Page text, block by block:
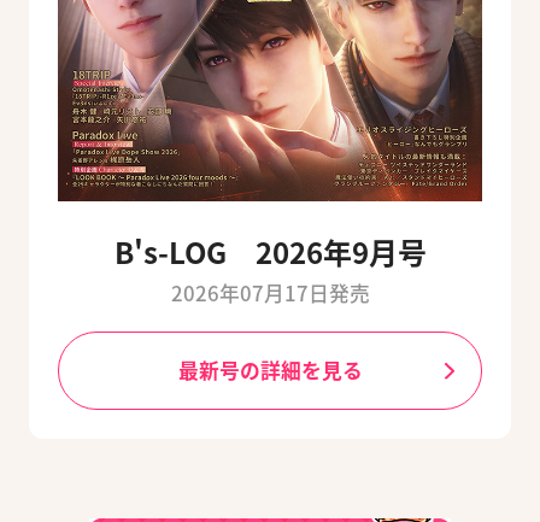
B's-LOG 2026年9月号
2026年07月17日発売
最新号の詳細を見る